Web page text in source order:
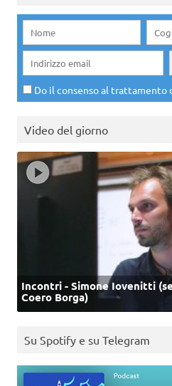
Do il consenso al trattamento
Video del giorno
Incontri - Simone Iovenitti
Coero Borga)
Su Spotify e su Telegram